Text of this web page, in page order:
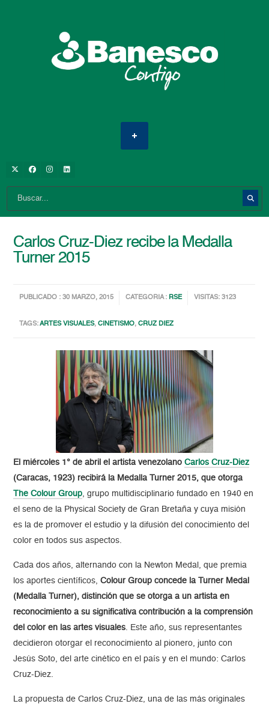
Carlos Cruz-Diez recibe la Medalla
Turner 2015
PUBLICADO : 30 MARZO, 2015 CATEGORIA : RSE VISITAS: 3123
TAGS:ARTES VISUALES,CINETISMO,CRUZ DIEZ
El miércoles 1° de abril el artista venezolanoCarlos Cruz-Diez
(Caracas, 1923) recibirá la Medalla Turner 2015, que otorga
The Colour Group, grupo multidisciplinario fundado en 1940 en
el seno de la Physical Society de Gran Bretaña y cuya misión
es la de promover el estudio y la difusión del conocimiento del
color en todos sus aspectos.
Cada dos años, alternando con la Newton Medal, que premia
los aportes científicos,Colour Group concede la Turner Medal
(Medalla Turner), distinción que se otorga a un artista en
reconocimiento a su significativa contribución a la comprensión
del color en las artes visuales. Este año, sus representantes
decidieron otorgar el reconocimiento al pionero, junto con
Jesús Soto, del arte cinético en el país y en el mundo: Carlos
Cruz-Diez.
La propuesta de Carlos Cruz-Diez, una de las más originales